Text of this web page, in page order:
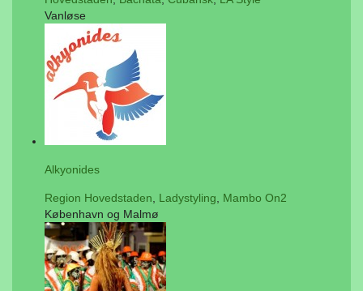
Vanløse
Alkyonides
Region Hovedstaden Ladystyling
Mambo On2
København og Malmø